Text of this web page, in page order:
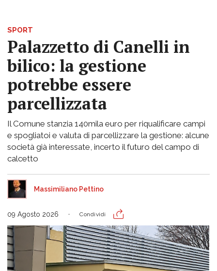
SPORT
Palazzetto di Canelli in
bilico: la gestione
potrebbe essere
parcellizzata
Il Comune stanzia 140mila euro per riqualificare campi
e spogliatoi e valuta di parcellizzare la gestione: alcune
società già interessate, incerto il futuro del campo di
calcetto
Massimiliano Pettino
09 Agosto 2026 Condividi